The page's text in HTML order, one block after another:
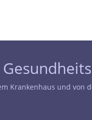
Krankenhaus und von